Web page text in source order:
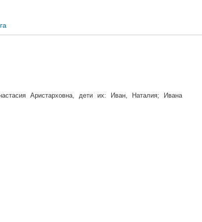
Аристарховна, дети их: Иван, Наталия; Ивана